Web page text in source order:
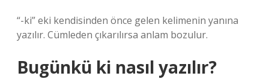
“-ki” eki kendisinden önce gelen kelimenin yanına
yazılır. Cümleden çıkarılırsa anlam bozulur.
Bugünkü ki nasıl yazılır?